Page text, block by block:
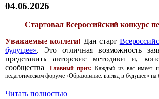
04.06.2026
Стартовал Всероссийский конкурс
Уважаемые коллеги! Дан старт
будущее». Это отличная возможность
представить авторские методики и,
сообщества.
Главный приз: Каждый из вас имеет
педагогическом форуме «Образование: взгляд в будущее» на
Читать полностью